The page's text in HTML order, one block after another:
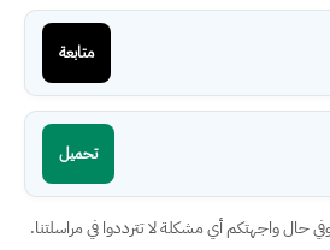
متابعة
تحميل
حال واجهتكم أي مشكلة لا تترددوا في مراسلتنا.